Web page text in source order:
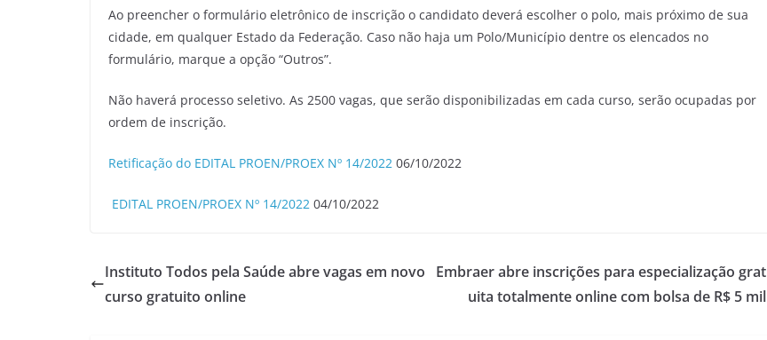
Ao preencher o formulário eletrônico de inscrição o candidato deverá escolher o polo, mais próximo de sua
cidade, em qualquer Estado da Federação. Caso não haja um Polo/Município dentre os elencados no
formulário, marque a opção “Outros”.
Não haverá processo seletivo. As 2500 vagas, que serão disponibilizadas em cada curso, serão ocupadas por
ordem de inscrição.
Retificação do EDITAL PROEN/PROEX Nº 14/2022 06/10/2022
EDITAL PROEN/PROEX Nº 14/2022 04/10/2022
Instituto Todos pela Saúde abre vagas em novo
curso gratuito online
Embraer abre inscrições para especialização grat
uita totalmente online com bolsa de R$ 5 mil